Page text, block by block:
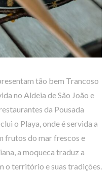
tão bem Trancoso
no Aldeia de São João e
da Pousada
o Playa, onde é servida a
frutos do mar frescos e
a moqueca traduz a
o território e suas tradições.